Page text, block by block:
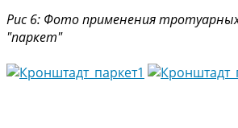
Рис 6: Фото применения
"паркет"